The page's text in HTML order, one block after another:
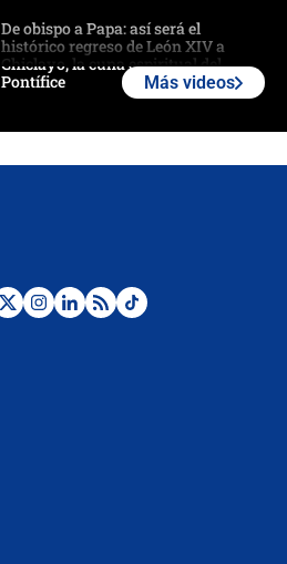
De obispo a Papa: así será el
histórico regreso de León XIV a
Chiclayo, la cuna espiritual del
Pontífice
¿La posesión de Abelardo De la
Más videos